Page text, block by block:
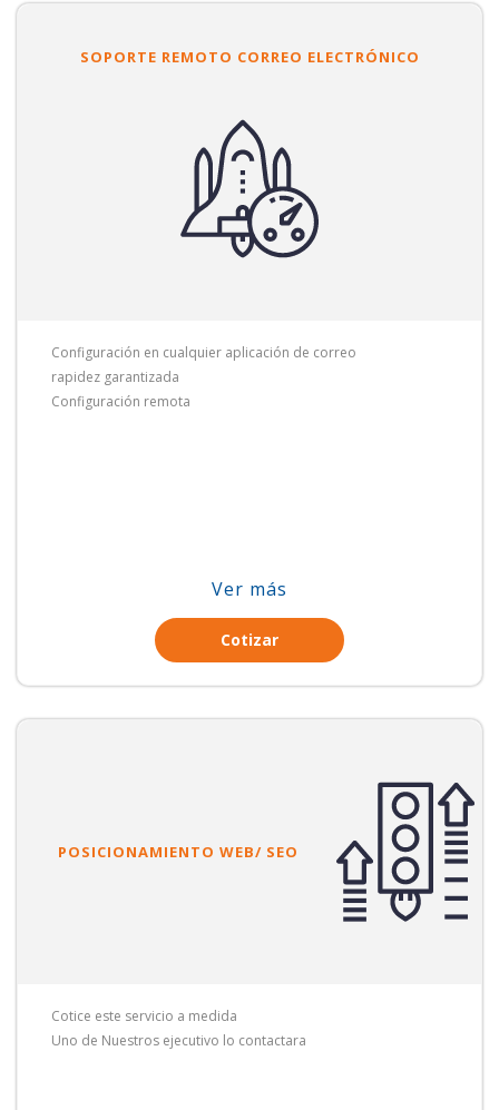
SOPORTE REMOTO CORREO ELECTRÓNICO
Configuración en cualquier aplicación de correo
rapidez garantizada
Configuración remota
Ver más
Cotizar
POSICIONAMIENTO WEB/ SEO
Cotice este servicio a medida
Uno de Nuestros ejecutivo lo contactara